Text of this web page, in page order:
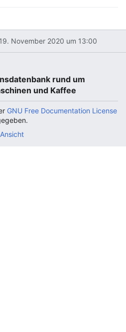
November 2020 um 13:00
rund um
und Kaffee
GNU Free Documentation License